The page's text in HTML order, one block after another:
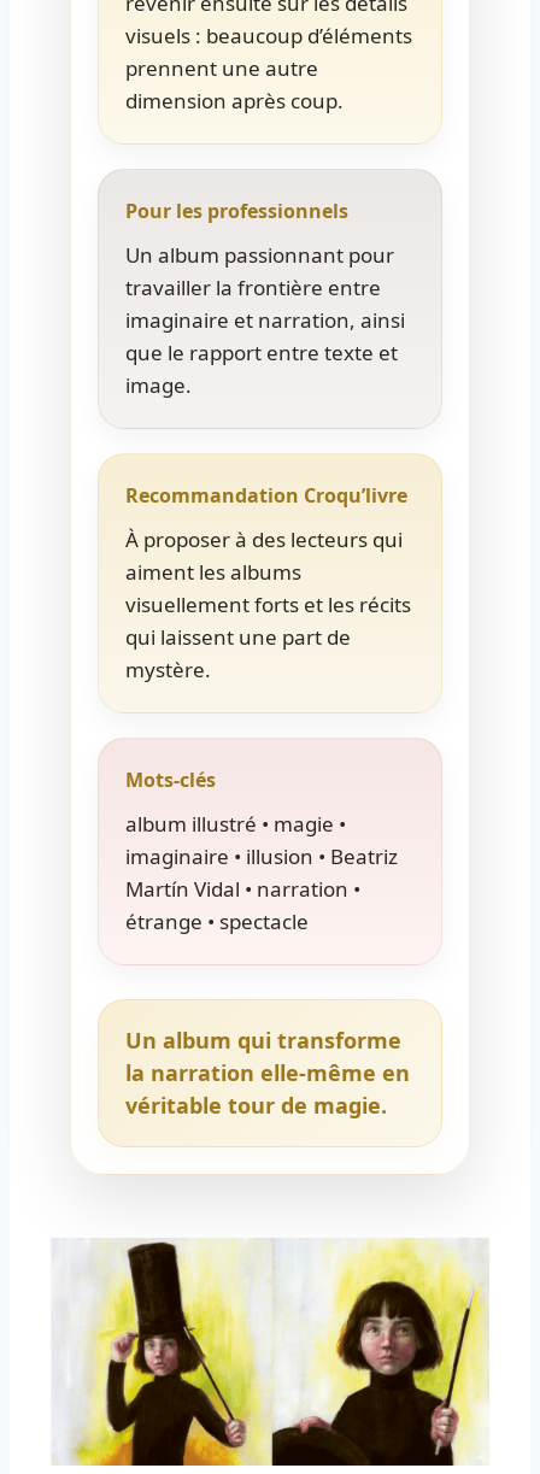
visuels : beaucoup d’éléments
prennent une autre
dimension après coup.
Pour les professionnels
Un album passionnant pour
travailler la frontière entre
imaginaire et narration, ainsi
que le rapport entre texte et
image.
Recommandation Croqu’livre
À proposer à des lecteurs qui
aiment les albums
visuellement forts et les récits
qui laissent une part de
mystère.
Mots-clés
album illustré • magie •
imaginaire • illusion • Beatriz
Martín Vidal • narration •
étrange • spectacle
Un album qui transforme
la narration elle-même en
véritable tour de magie.